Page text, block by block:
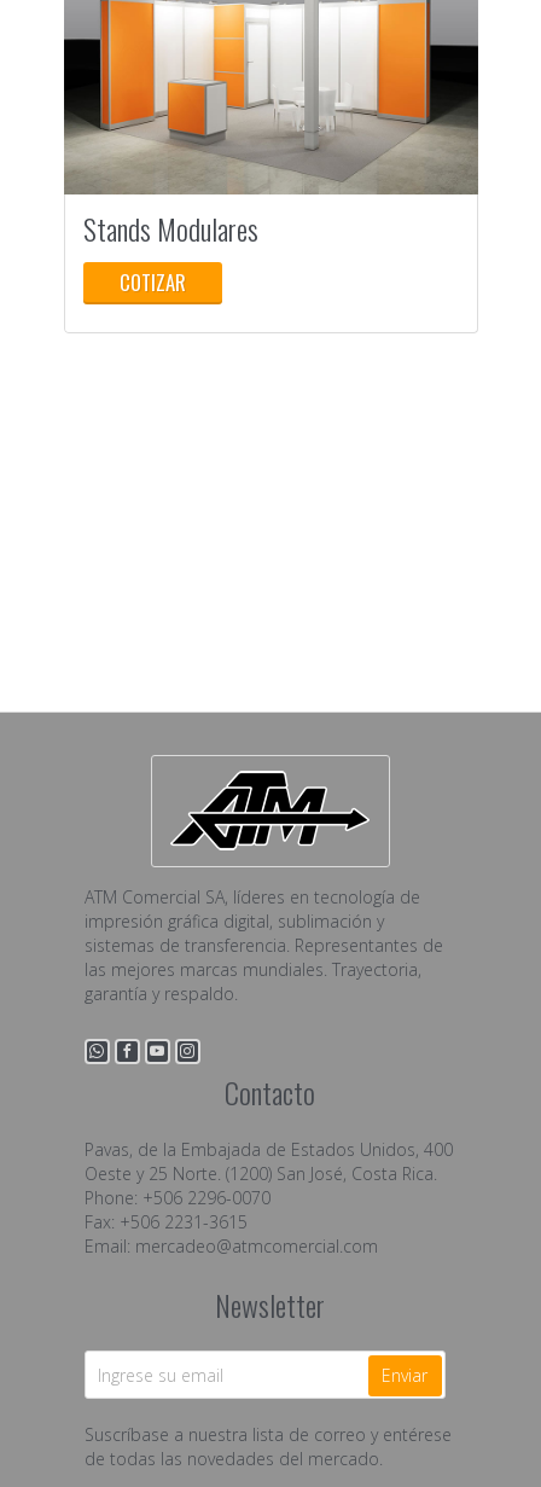
Stands Modulares
COTIZAR
ATM Comercial SA, líderes en tecnología de
impresión gráfica digital, sublimación y
sistemas de transferencia. Representantes de
las mejores marcas mundiales. Trayectoria,
garantía y respaldo.
Contacto
Pavas, de la Embajada de Estados Unidos, 400
Oeste y 25 Norte. (1200) San José, Costa Rica.
Phone: +506 2296-0070
Fax: +506 2231-3615
Email: mercadeo@atmcomercial.com
Newsletter
Enviar
Suscríbase a nuestra lista de correo y entérese
de todas las novedades del mercado.